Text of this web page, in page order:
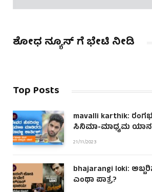
ಶೋಧ ನ್ಯೂಸ್ ಗೆ ಭೇಟಿ ನೀಡಿ
Top Posts
mavalli karthik:
ಸಿನಿಮಾ-ಮಾಧ್ಯಮ
21/11/2023
bhajarangi loki:
ಎಂಥಾ ಪಾತ್ರ?